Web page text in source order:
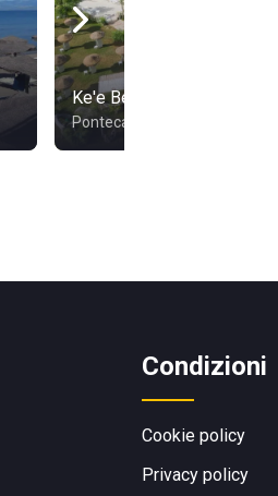
Ke'e Beach
Pontecagnano Faiano
Condizioni
Cookie policy
Privacy policy